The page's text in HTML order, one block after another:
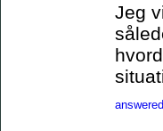
Jeg
answered